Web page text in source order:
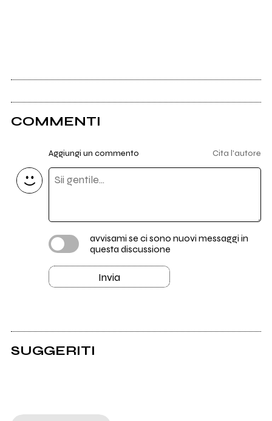
COMMENTI
Aggiungi un commento Cita l'autore
avvisami se ci sono nuovi messaggi in
questa discussione
Invia
SUGGERITI